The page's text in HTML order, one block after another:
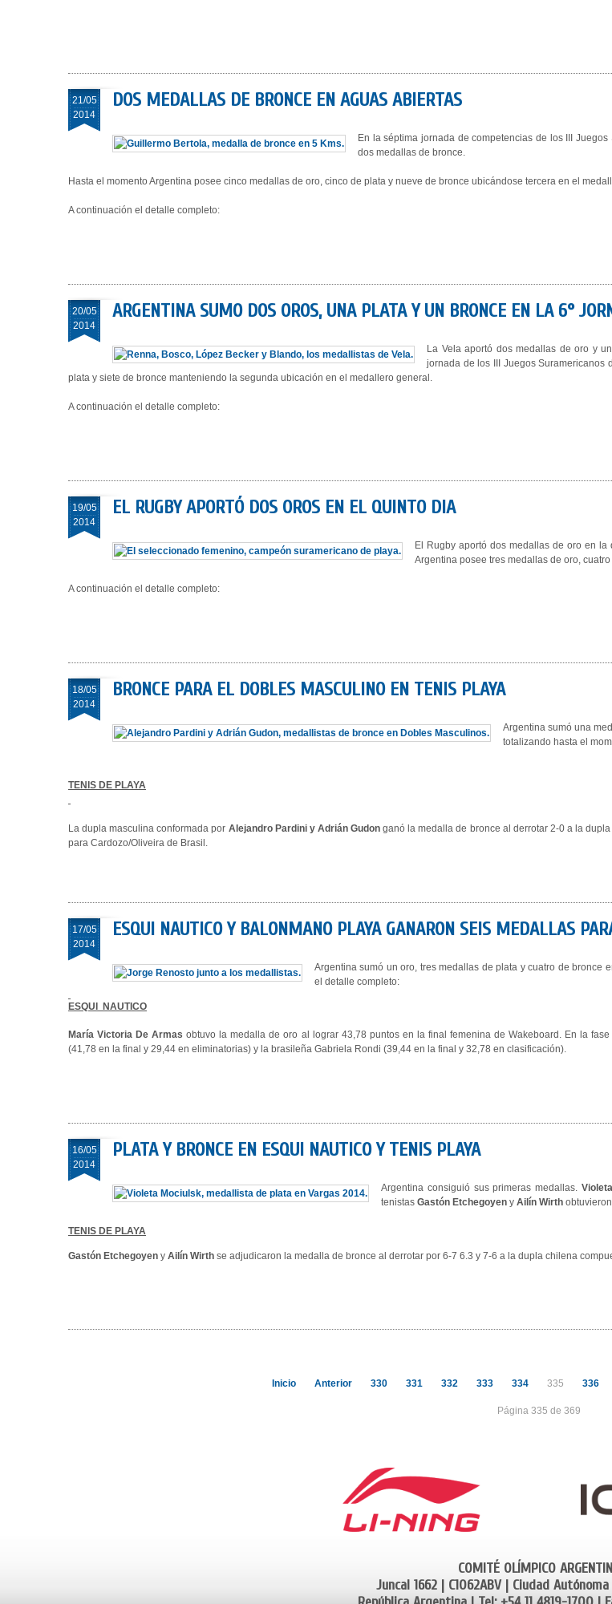
21/05
2014
DOS MEDALLAS DE BRONCE EN AGUAS ABIERTAS
En la séptima jornada de competencias de los III
dos medallas de bronce.
Hasta el momento Argentina posee cinco medallas de oro, cinco de plata y nueve de bronce ubicándose tercera en el
A continuación el detalle completo:
20/05
2014
ARGENTINA SUMO DOS OROS, UNA PLATA Y UN BRONCE EN LA 6°
La Vela aportó dos medallas de oro y
jornada de los III Juegos Suramericanos
plata y siete de bronce manteniendo la segunda ubicación en el medallero general.
A continuación el detalle completo:
19/05
2014
EL RUGBY APORTÓ DOS OROS EN EL QUINTO DIA
El Rugby aportó dos medallas de oro en
Argentina posee tres medallas de oro,
A continuación el detalle completo:
18/05
2014
BRONCE PARA EL DOBLES MASCULINO EN TENIS PLAYA
Argentina sumó una
totalizando hasta el
TENIS DE PLAYA
La dupla masculina conformada por Alejandro Pardini y Adrián Gudonganó la medalla de bronce al derrotar 2-0 a la
para Cardozo/Oliveira de Brasil.
17/05
2014
ESQUI NAUTICO Y BALONMANO PLAYA GANARON SEIS MEDALLAS
Argentina sumó un oro, tres medallas de plata y cuatro de bronce
el detalle completo:
ESQUI NAUTICO
María Victoria De Armasobtuvo la medalla de oro al lograr 43,78 puntos en la final femenina de Wakeboard. En la
(41,78 en la final y 29,44 en eliminatorias) y la brasileña Gabriela Rondi (39,44 en la final y 32,78 en clasificación).
16/05
2014
PLATA Y BRONCE EN ESQUI NAUTICO Y TENIS PLAYA
Argentina consiguió sus primeras medallas.
tenistas Gastón Etchegoyen y Ailín Wirth
TENIS DE PLAYA
Gastón Etchegoyen y Ailín Wirth se adjudicaron la medalla de bronce al derrotar por 6-7 6.3 y 7-6 a la dupla chilena
Inicio Anterior 330 331 332 333 334 335 336
Página 335 de 369
COMITÉ OLÍMPICO
Juncal 1662 | C1062ABV | Ciudad